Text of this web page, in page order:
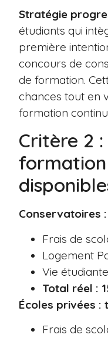
Stratégie
étudiants qui
première
concours de
de formation.
chances tout en
formation
Critère 2
Conservatoires
Frais de
Logement
Vie
Total réel :
Écoles privées
Frais de